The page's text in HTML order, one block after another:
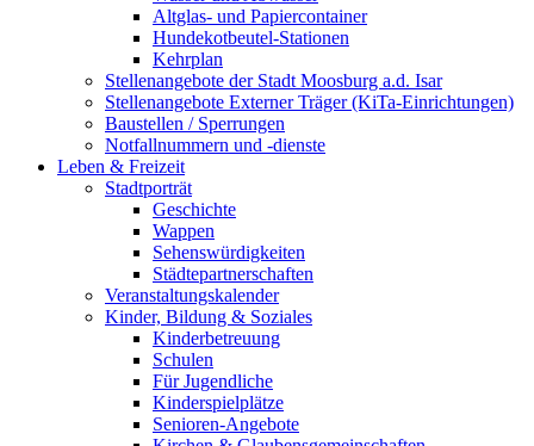
Altglas- und Papiercontainer
Hundekotbeutel-Stationen
Kehrplan
Stellenangebote der Stadt Moosburg a.d. Isar
Stellenangebote Externer Träger (KiTa-Einrichtungen)
Baustellen / Sperrungen
Notfallnummern und -dienste
Leben & Freizeit
Stadtporträt
Geschichte
Wappen
Sehenswürdigkeiten
Städtepartnerschaften
Veranstaltungskalender
Kinder, Bildung & Soziales
Kinderbetreuung
Schulen
Für Jugendliche
Kinderspielplätze
Senioren-Angebote